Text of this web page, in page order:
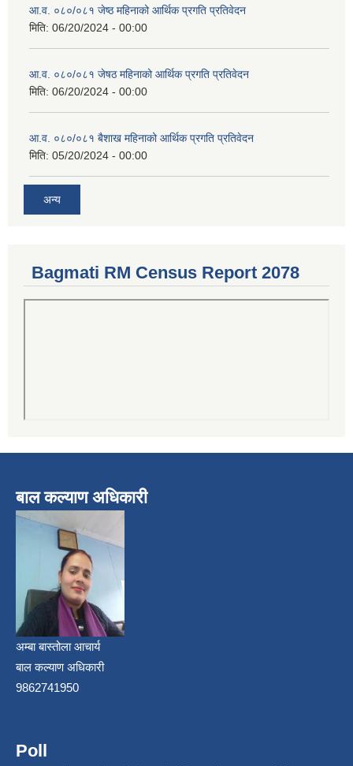
आ.व. ०८०/०८१ जेष्ठ महिनाको आर्थिक प्रगति प्रतिवेदन
मिति: 06/20/2024 - 00:00
आ.व. ०८०/०८१ जेषठ महिनाको आर्थिक प्रगति प्रतिवेदन
मिति: 06/20/2024 - 00:00
आ.व. ०८०/०८१ बैशाख महिनाको आर्थिक प्रगति प्रतिवेदन
मिति: 05/20/2024 - 00:00
अन्य
Bagmati RM Census Report 2078
बाल कल्याण अधिकारी
अम्बा बास्तोला आचार्य
बाल कल्याण अधिकारी
9862741950
Poll